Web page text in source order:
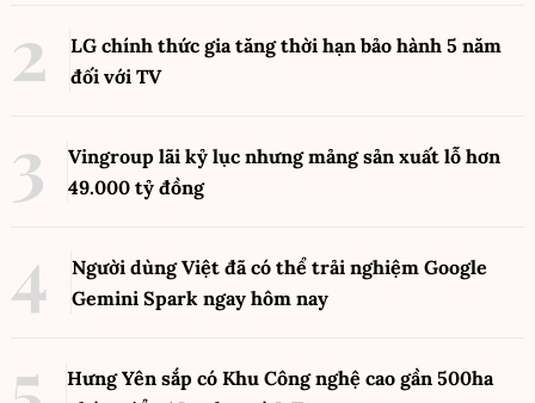
XE VÀ PHƯƠNG TIỆN
ĐỌC NHIỀU
Lý do Vingroup đặt tên sân vận động là VinFast
đối với TV